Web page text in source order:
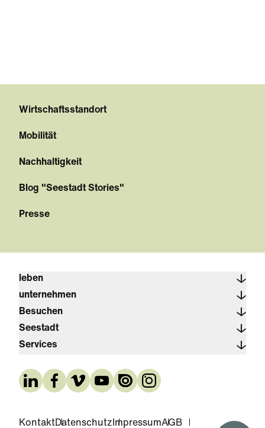
Wirtschaftsstandort
Mobilität
Nachhaltigkeit
Blog "Seestadt Stories"
Presse
leben
unternehmen
Besuchen
Seestadt
Services
KontaktDatenschutz ImpressumAGB